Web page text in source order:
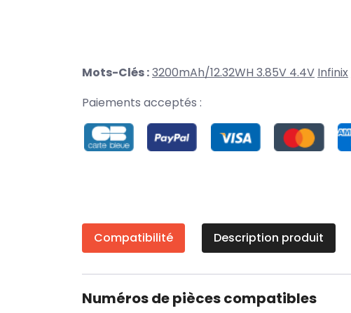
Mots-Clés :3200mAh/12.32WH 3.85V 4.4V Infinix
Paiements acceptés :
Compatibilité Description produit
Numéros de pièces compatibles